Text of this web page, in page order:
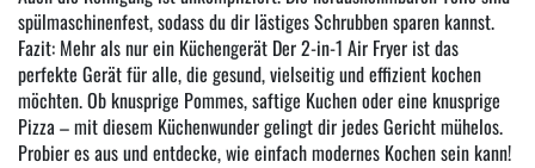
spülmaschinenfest, sodass du dir lästiges Schrubben sparen kannst.
Fazit: Mehr als nur ein Küchengerät Der 2-in-1 Air Fryer ist das
perfekte Gerät für alle, die gesund, vielseitig und effizient kochen
möchten. Ob knusprige Pommes, saftige Kuchen oder eine knusprige
Pizza – mit diesem Küchenwunder gelingt dir jedes Gericht mühelos.
Probier es aus und entdecke, wie einfach modernes Kochen sein kann!